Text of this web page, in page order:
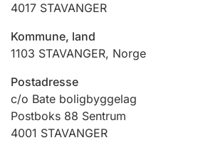
Jeger
Ektepaktveileder
Offentlig sektor
4017 STAVANGER
Kommune, land
1103 STAVANGER, Norge
Postadresse
c/o Bate boligbyggelag
Postboks 88 Sentrum
4001 STAVANGER